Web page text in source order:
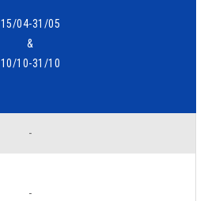
15/04-31/05
&
10/10-31/10
-
-